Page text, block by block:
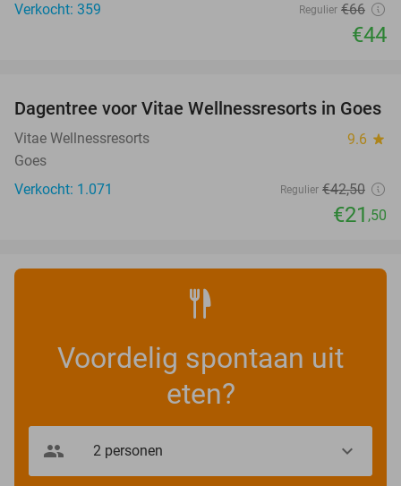
Verkocht: 359
Regulier €66
€44
49%
Dagentree voor Vitae Wellnessresorts in Goes
Vitae Wellnessresorts 9.6 star
Goes
Verkocht: 1.071
Regulier €42,50
€21 ,50
Voordelig spontaan uit
eten?